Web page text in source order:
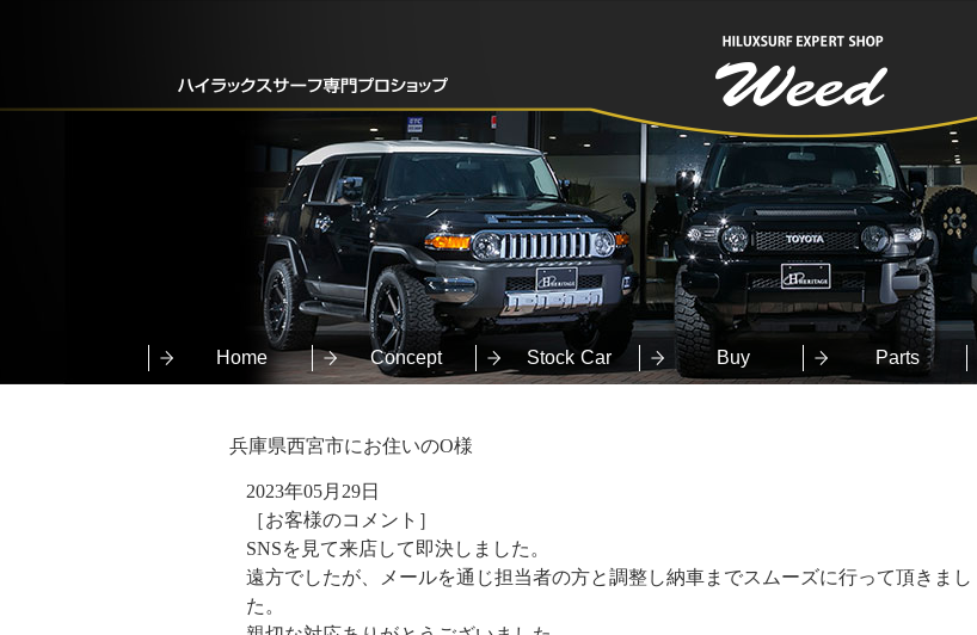
EXPERT SHOP
Weed
Home Concept Stock Car Buy Parts
兵庫県西宮市にお住いのO様
2023年05月29日
［お客様のコメント］
SNSを見て来店して即決しました。
遠方でしたが、メールを通じ担当者の方と調整し納車までスムーズに行って頂きまし
た。